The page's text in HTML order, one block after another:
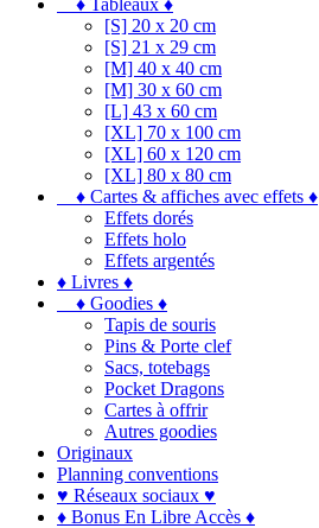
♦ Tableaux ♦
[S] 20 x 20 cm
[S] 21 x 29 cm
[M] 40 x 40 cm
[M] 30 x 60 cm
[L] 43 x 60 cm
[XL] 70 x 100 cm
[XL] 60 x 120 cm
[XL] 80 x 80 cm
♦ Cartes & affiches avec effets ♦
Effets dorés
Effets holo
Effets argentés
♦ Livres ♦
♦ Goodies ♦
Tapis de souris
Pins & Porte clef
Sacs, totebags
Pocket Dragons
Cartes à offrir
Autres goodies
Originaux
Planning conventions
♥ Réseaux sociaux ♥
♦ Bonus En Libre Accès ♦